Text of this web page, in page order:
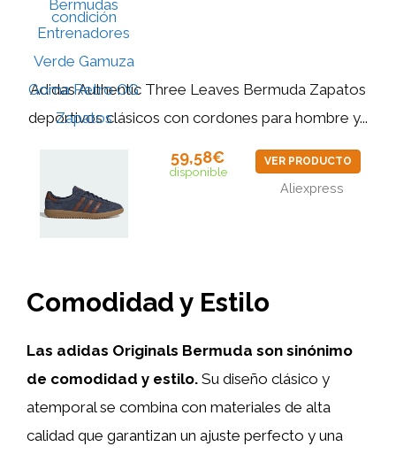
Adidas Authentic Three Leaves Bermuda Zapatos
deportivos clásicos con cordones para hombre y...
59,58€
disponible
VER PRODUCTO
Aliexpress
Comodidad y Estilo
Las adidas Originals Bermuda son sinónimo
de comodidad y estilo. Su diseño clásico y
atemporal se combina con materiales de alta
calidad que garantizan un ajuste perfecto y una